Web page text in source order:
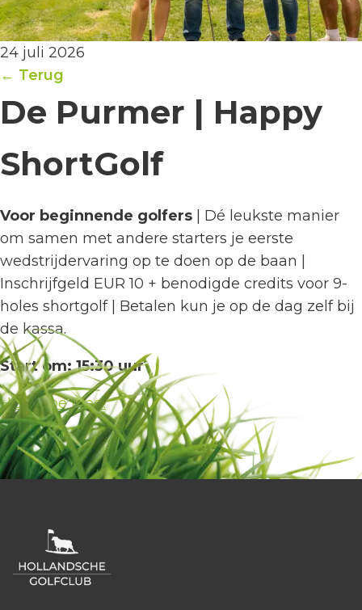
24 juli 2026
← Terug
De Purmer | Happy
ShortGolf
Voor beginnende golfers | Dé leukste manier
om samen met andere starters je eerste
wedstrijdervaring op te doen op de baan |
Inschrijfgeld EUR 10 + benodigde credits voor 9-
holes shortgolf| Betalen kun je op de dag zelf bij
de kassa.
Start om: 15:30 uur
HGC Doe Mee!